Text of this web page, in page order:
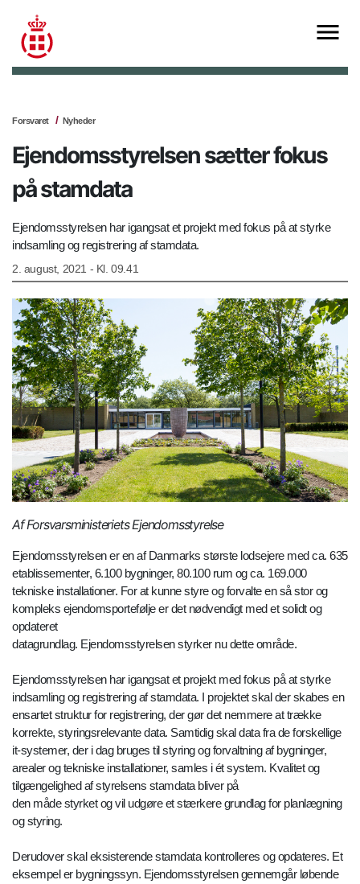
Forsvaret Nyheder
Ejendomsstyrelsen sætter fokus
på stamdata
Ejendomsstyrelsen har igangsat et projekt med fokus på at styrke
indsamling og registrering af stamdata.
2. august, 2021 - Kl. 09.41
Af Forsvarsministeriets Ejendomsstyrelse
Ejendomsstyrelsen er en af Danmarks største lodsejere med ca. 635
etablissementer, 6.100 bygninger, 80.100 rum og ca. 169.000
tekniske installationer. For at kunne styre og forvalte en så stor og
kompleks ejendomsportefølje er det nødvendigt med et solidt og
opdateret
datagrundlag. Ejendomsstyrelsen styrker nu dette område.
Ejendomsstyrelsen har igangsat et projekt med fokus på at styrke
indsamling og registrering af stamdata. I projektet skal der skabes en
ensartet struktur for registrering, der gør det nemmere at trække
korrekte, styringsrelevante data. Samtidig skal data fra de forskellige
it-systemer, der i dag bruges til styring og forvaltning af bygninger,
arealer og tekniske installationer, samles i ét system. Kvalitet og
tilgængelighed af styrelsens stamdata bliver på
den måde styrket og vil udgøre et stærkere grundlag for planlægning
og styring.
Derudover skal eksisterende stamdata kontrolleres og opdateres. Et
eksempel er bygningssyn. Ejendomsstyrelsen gennemgår løbende